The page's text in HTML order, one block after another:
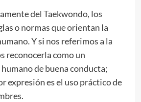
del Taekwondo, los
o normas que orientan la
Y si nos referimos a la
reconocerla como un
de buena conducta;
expresión es el uso práctico de